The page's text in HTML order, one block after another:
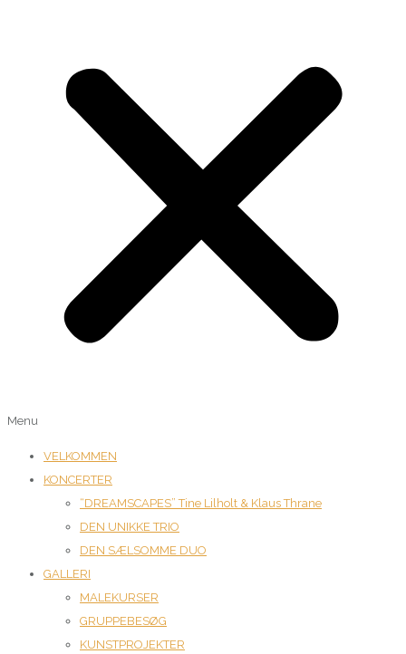
Menu
VELKOMMEN
KONCERTER
“DREAMSCAPES” Tine Lilholt & Klaus Thrane
DEN UNIKKE TRIO
DEN SÆLSOMME DUO
GALLERI
MALEKURSER
GRUPPEBESØG
KUNSTPROJEKTER